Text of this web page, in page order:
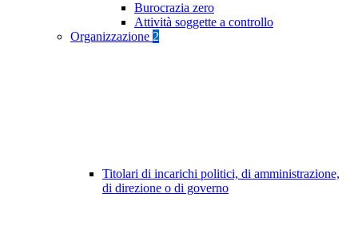
Burocrazia zero
Attività soggette a controllo
Organizzazione 2
Titolari di incarichi politici, di amministrazione,
di direzione o di governo